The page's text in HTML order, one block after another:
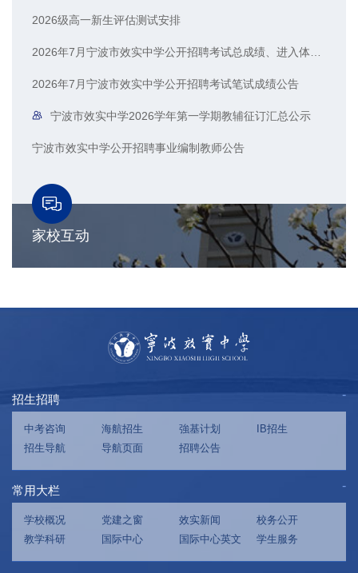
2026级高一新生评估测试安排
2026年7月宁波市效实中学公开招聘考试笔试成绩公告
宁波市效实中学2026学年第一学期教辅征订汇总公示
宁波市效实中学公开招聘事业编制教师公告
家校互动
招生招聘
中考咨询 海航招生 強基计划
IB招生
招生导航
导航页面 招聘公告
常用大栏
学校概况 党建之窗 效实新闻
校务公开
教学科研
国际中心 国际中心英文 学生服务